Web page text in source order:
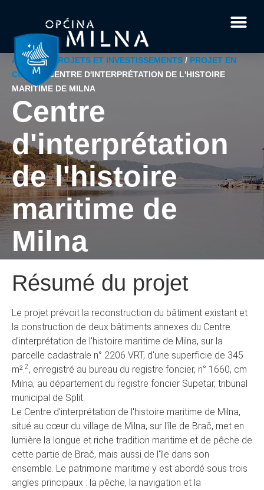
ACTUEL/ PROJETS ET INVESTISSEMENTS / PROJET EN
COURS
CENTRE D'INTERPRÉTATION DE L'HISTOIRE
MARITIME DE MILNA
Centre
d'interprétation
de l'histoire
maritime de
Milna
Résumé du projet
Le projet prévoit la reconstruction du bâtiment existant et
la construction de deux bâtiments annexes du Centre
d'interprétation de l'histoire maritime de Milna, sur la
parcelle cadastrale n° 2206 VRT, d'une superficie de 345
m².2, enregistré au bureau du registre foncier, n° 1660, cm
Milna, au département du registre foncier Supetar, tribunal
municipal de Split.
Le Centre d'interprétation de l'histoire maritime de Milna,
situé au cœur du village de Milna, sur l'île de Brač, met en
lumière la longue et riche tradition maritime et de pêche de
cette partie de Brač, mais aussi de l'île dans son
ensemble. Le patrimoine maritime y est abordé sous trois
angles principaux : la pêche, la navigation et la